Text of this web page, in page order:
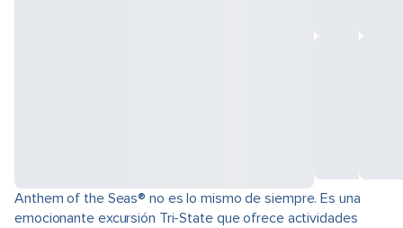
Anthem of the Seas® no es lo mismo de siempre. Es una
emocionante excursión Tri-State que ofrece actividades